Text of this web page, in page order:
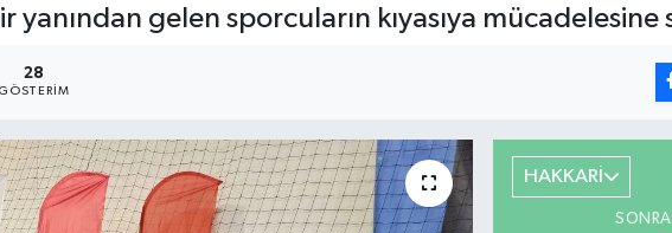
yanından gelen sporcuların kıyasıya mücadelesine
28
GÖSTERIM
HAKKARİ